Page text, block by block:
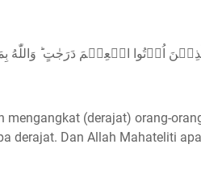
اُوۡتُوا الۡعِلۡمَ دَرَجٰتٍ ‌ؕ وَاللّٰهُ
mengangkat (derajat) orang-
derajat. Dan Allah Mahateliti